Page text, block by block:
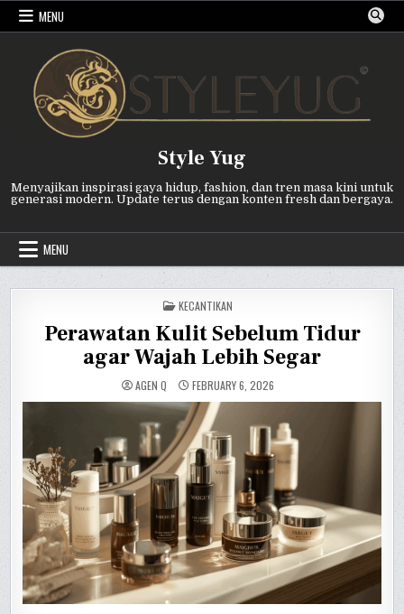
Skip
MENU
Style Yug
Menyajikan inspirasi gaya hidup, fashion, dan tren masa kini untuk
generasi modern. Update terus dengan konten fresh dan bergaya.
MENU
POSTED
IN
KECANTIKAN
Perawatan Kulit Sebelum Tidur
agar Wajah Lebih Segar
AGEN Q FEBRUARY 6, 2026